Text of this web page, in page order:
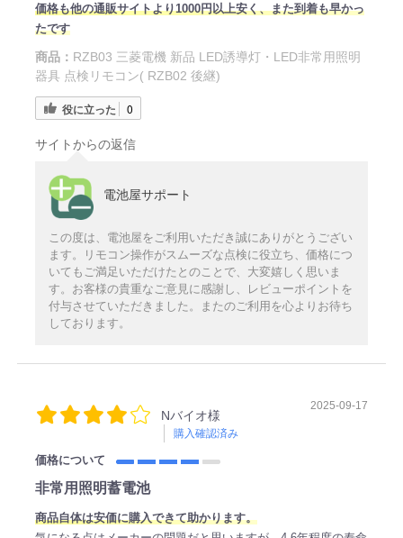
価格も他の通販サイトより1000円以上安く、また到着も早かっ
たです
商品： RZB03 三菱電機 新品 LED誘導灯・LED非常用照明
器具 点検リモコン( RZB02 後継)
役に立った 0
サイトからの返信
電池屋サポート
この度は、電池屋をご利用いただき誠にありがとうござい
ます。リモコン操作がスムーズな点検に役立ち、価格につ
いてもご満足いただけたとのことで、大変嬉しく思いま
す。お客様の貴重なご意見に感謝し、レビューポイントを
付与させていただきました。またのご利用を心よりお待ち
しております。
Nバイオ様
購入確認済み
2025-09-17
価格について
非常用照明蓄電池
商品自体は安価に購入できて助かります。